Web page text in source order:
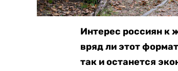
Интерес россиян к
вряд ли этот
так и останется